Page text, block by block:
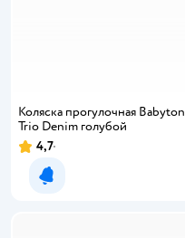
Коляска прогулочная Babyton
Trio Denim голубой
4,7
Уведомить о появлении